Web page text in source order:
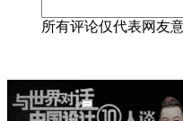
所有评论仅代表网友